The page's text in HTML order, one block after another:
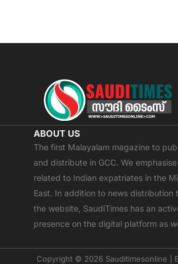
ABOUT US
The first Malayalam magazine to
and distribute in GCC. We
related to Indian expatriates in the
East. In addition to news distribution
the website, SaudiTimes has an
presence on the digital platform as
Copyright © 2026 Sauditimesonline |